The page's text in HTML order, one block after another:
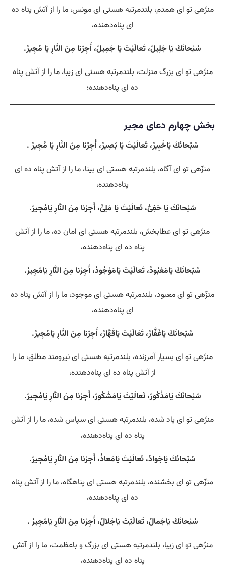
منزّهی تو ای همدم، بلندمرتبه هستی‌ ای مونس، ما را از آتش پناه ده
ای پناه‌دهنده،
سُبْحانَكَ يَا جَلِيلُ، تَعالَيْتَ يَا جَمِيلُ، أَجِرْنا مِنَ النَّارِ يَا مُجِيرُ.
منزّهی تو ای بزرگ منزلت، بلندمرتبه هستی‌ ای زیبا، ما را از آتش پناه
ده ای پناه‌دهنده؛
بخش چهارم دعای مجیر
سُبْحانَكَ يَاخَبِيرُ، تَعالَيْتَ يَا بَصِيرُ، أَجِرْنا مِنَ النَّارِ يَا مُجِيرُ .
منزّهی تو ای آگاه، بلندمرتبه هستی‌ ای بینا، ما را از آتش پناه ده ای
پناه‌دهنده،
سُبْحانَكَ يَا حَفِىُّ، تَعالَيْتَ يَا مَلِىُّ، أَجِرْنا مِنَ النَّارِ يَامُجِيرُ.
منزّهی تو ای عطابخش، بلندمرتبه هستی‌ ای امان ده، ما را از آتش
پناه ده ای پناه‌دهنده،
سُبْحانَكَ يَامَعْبُودُ، تَعالَيْتَ يَامَوْجُودُ، أَجِرْنا مِنَ النَّارِ يَامُجِيرُ.
منزّهی تو ای معبود، بلندمرتبه هستی‌ ای موجود، ما را از آتش پناه ده
ای پناه‌دهنده،
سُبْحانَكَ يَاغَفَّارُ، تَعَالَيْتَ يَاقَهَّارُ، أَجِرْنا مِنَ النَّارِ يَامُجِيرُ.
منزّهی تو ای بسیار آمرزنده، بلندمرتبه هستی‌ ای نیرومند مطلق، ما را
از آتش پناه ده ای پناه‌دهنده،
سُبْحانَكَ يَامَذْكُورُ، تَعالَيْتَ يَامَشْكُورُ، أَجِرْنا مِنَ النَّارِ يَامُجِيرُ.
منزّهی تو ای یاد شده، بلندمرتبه هستی‌ ای سپاس شده، ما را از آتش
پناه ده ای پناه‌دهنده،
سُبْحانَكَ يَاجَوادُ، تَعالَيْتَ يَامَعاذُ، أَجِرْنا مِنَ النَّارِ يَامُجِيرُ.
منزّهی تو ای بخشنده، بلندمرتبه هستی‌ ای پناهگاه، ما را از آتش پناه
ده ای پناه‌دهنده،
سُبْحانَكَ يَاجَمالُ، تَعالَيْتَ يَاجَلالُ، أَجِرْنا مِنَ النَّارِ يَامُجِيرُ .
منزّهی تو ای زیبا، بلندمرتبه هستی‌ ای بزرگ و باعظمت، ما را از آتش
پناه ده ای پناه‌دهنده،